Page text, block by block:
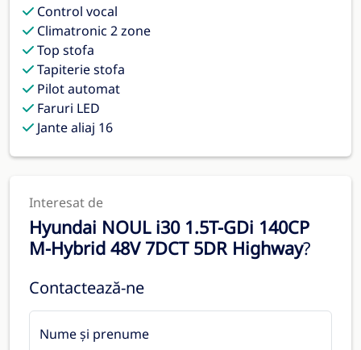
Control vocal
Climatronic 2 zone
Top stofa
Tapiterie stofa
Pilot automat
Faruri LED
Jante aliaj 16
Interesat de
Hyundai NOUL i30 1.5T-GDi 140CP
M-Hybrid 48V 7DCT 5DR Highway?
Contactează-ne
Nume și prenume